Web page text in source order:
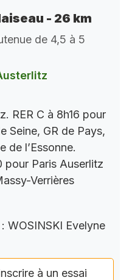
- 26 km
de 4,5 à 5
RER C à 8h16 pour
Seine, GR de Pays,
de l’Essonne.
pour Paris Auserlitz
Verrières
: WOSINSKI Evelyne
à un essai